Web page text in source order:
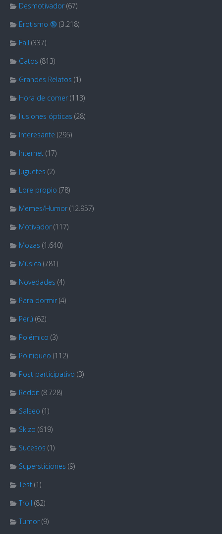
Desmotivador (67)
Erotismo 🔞 (3.218)
Fail (337)
Gatos (813)
Grandes Relatos (1)
Hora de comer (113)
Ilusiones ópticas (28)
Interesante (295)
Internet (17)
Juguetes (2)
Lore propio (78)
Memes/Humor (12.957)
Motivador (117)
Mozas (1.640)
Música (781)
Novedades (4)
Para dormir (4)
Perú (62)
Polémico (3)
Politiqueo (112)
Post participativo (3)
Reddit (8.728)
Salseo (1)
Skizo (619)
Sucesos (1)
Supersticiones (9)
Test (1)
Troll (82)
Tumor (9)